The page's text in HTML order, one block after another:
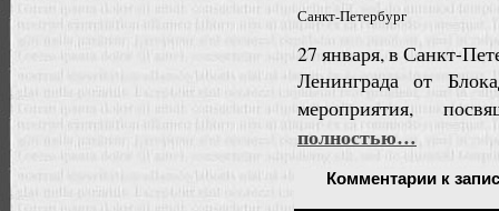
Санкт-Петербург
27 января, в Санкт-
Ленинграда от
мероприятия,
полностью…
Комментарии к